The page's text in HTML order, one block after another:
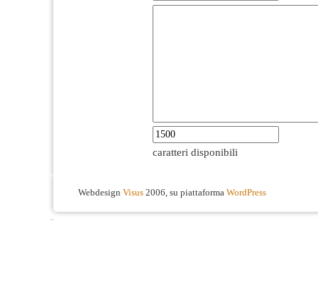
caratteri disponibili
Webdesign Visus 2006, su piattaforma WordPress